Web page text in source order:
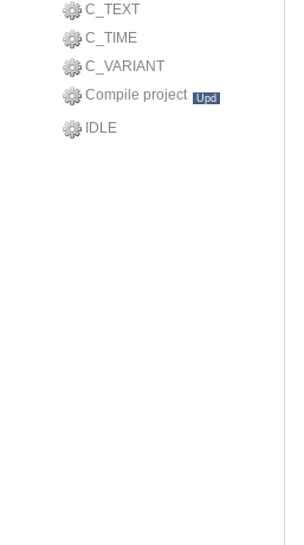
C_TEXT
C_TIME
C_VARIANT
Compile project
Upd
IDLE